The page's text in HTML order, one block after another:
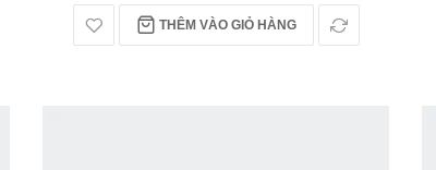
THÊM VÀO GIỎ HÀNG